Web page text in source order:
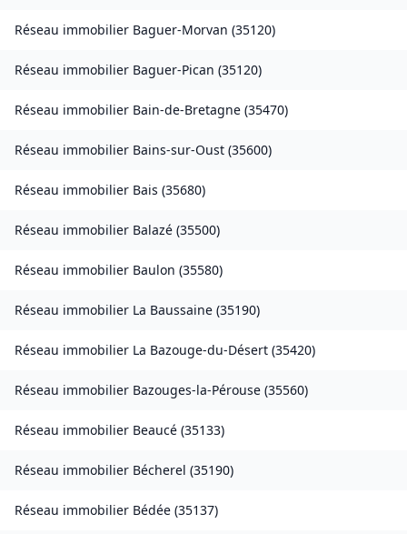
Réseau immobilier Baguer-Morvan (35120)
Réseau immobilier Baguer-Pican (35120)
Réseau immobilier Bain-de-Bretagne (35470)
Réseau immobilier Bains-sur-Oust (35600)
Réseau immobilier Bais (35680)
Réseau immobilier Balazé (35500)
Réseau immobilier Baulon (35580)
Réseau immobilier La Baussaine (35190)
Réseau immobilier La Bazouge-du-Désert (35420)
Réseau immobilier Bazouges-la-Pérouse (35560)
Réseau immobilier Beaucé (35133)
Réseau immobilier Bécherel (35190)
Réseau immobilier Bédée (35137)